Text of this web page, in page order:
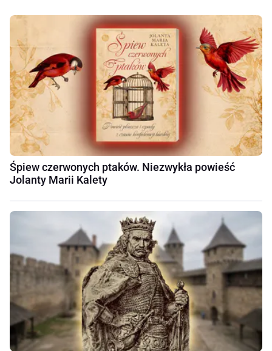
Śpiew czerwonych ptaków. Niezwykła powieść
Jolanty Marii Kalety